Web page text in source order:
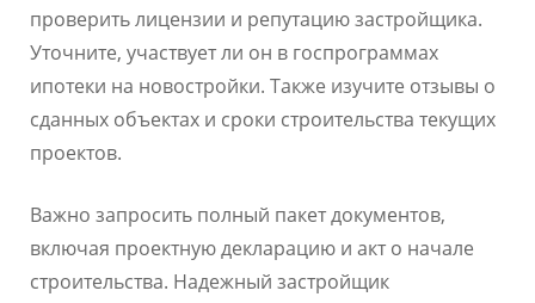
проверить лицензии и репутацию застройщика.
Уточните, участвует ли он в госпрограммах
ипотеки на новостройки. Также изучите отзывы о
сданных объектах и сроки строительства текущих
проектов.
Важно запросить полный пакет документов,
включая проектную декларацию и акт о начале
строительства. Надежный застройщик